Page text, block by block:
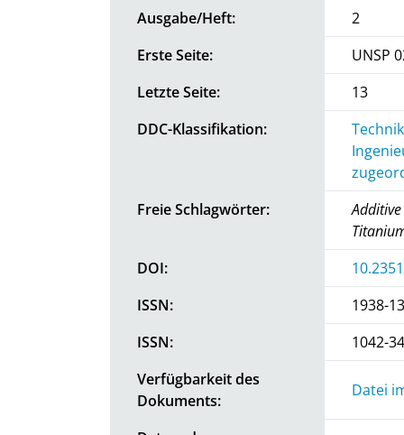
Ausgabe/Heft:
2
Erste Seite:
UNSP
Letzte Seite:
13
DDC-Klassifikation:
Freie Schlagwörter:
DOI:
ISSN:
1938-
ISSN:
1042-
Verfügbarkeit des
Dokuments:
Datei